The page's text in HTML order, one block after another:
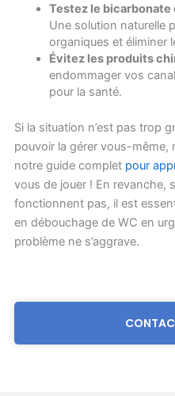
Testez le bicarbonate
Une solution naturelle
organiques et éliminer
Évitez les produits
endommager vos
pour la santé.
Si la situation n’est pas trop
pouvoir la gérer vous-
notre guide complet pour
vous de jouer ! En revanche,
fonctionnent pas, il est
en débouchage de WC en
problème ne s’aggrave.